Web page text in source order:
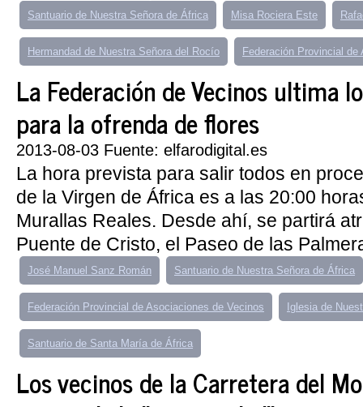
Santuario de Nuestra Señora de África Misa Rociera Este
Hermandad de Nuestra Señora del Rocío Federación Provincial
La Federación de Vecinos ultima
para la ofrenda de flores
2013-08-03 Fuente: elfarodigital.es
La hora prevista para salir todos en
de la Virgen de África es a las 20:00
Murallas Reales. Desde ahí, se partirá
Puente de Cristo, el Paseo de las
José Manuel Sanz Román Santuario de Nuestra Señora de África
Federación Provincial de Asociaciones de Vecinos Iglesia de
Santuario de Santa María de África
Los vecinos de la Carretera del